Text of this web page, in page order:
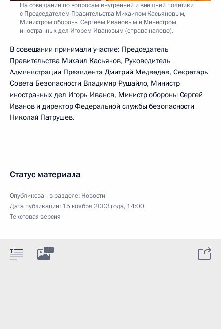
На совещании по вопросам внутренней и внешней политики
с Председателем Правительства Михаилом Касьяновым,
Министром обороны Сергеем Ивановым и Министром
иностранных дел Игорем Ивановым (справа налево).
В совещании принимали участие: Председатель
Правительства Михаил Касьянов, Руководитель
Администрации Президента Дмитрий Медведев, Секретарь
Совета Безопасности Владимир Рушайло, Министр
иностранных дел Игорь Иванов, Министр обороны Сергей
Иванов и директор Федеральной службы безопасности
Николай Патрушев.
Статус материала
Опубликован в разделе: Новости
Дата публикации: 15 ноября 2003 года, 14:00
Текстовая версия
1